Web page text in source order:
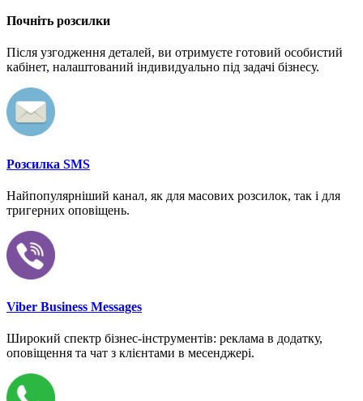
Почніть розсилки
Після узгодження деталей, ви отримуєте готовий особистий
кабінет, налаштований індивидуально під задачі бізнесу.
Розсилка SMS
Найпопулярніший канал, як для масових розсилок, так і для
тригерних оповіщень.
Viber Business Messages
Широкий спектр бізнес-інструментів: реклама в додатку,
оповіщення та чат з клієнтами в месенджері.